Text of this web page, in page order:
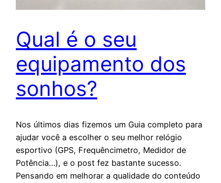
Qual é o seu
equipamento dos
sonhos?
Nos últimos dias fizemos um Guia completo para
ajudar você a escolher o seu melhor relógio
esportivo (GPS, Frequêncimetro, Medidor de
Potência…), e o post fez bastante sucesso.
Pensando em melhorar a qualidade do conteúdo